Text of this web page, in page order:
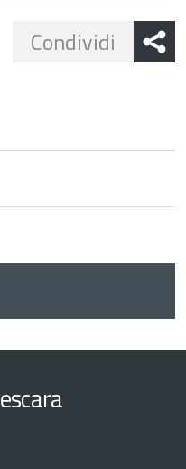
Condividi